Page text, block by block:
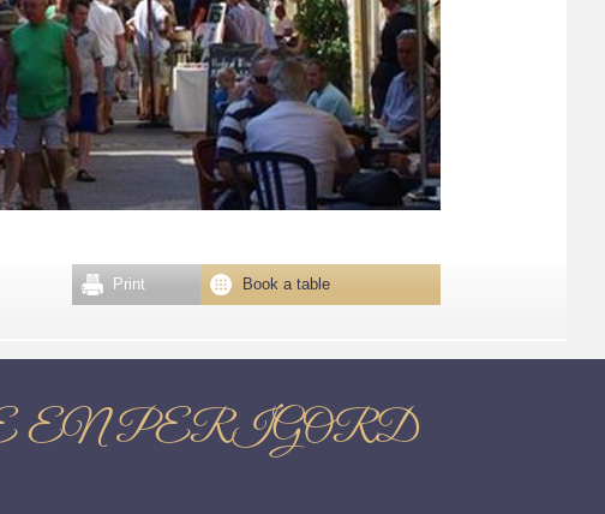
Book a table
Print
EN PERIGORD